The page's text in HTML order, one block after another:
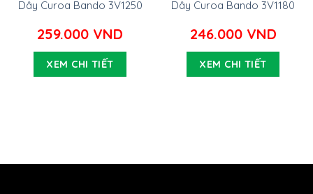
Dây Curoa Bando 3V1250
259.000 VND
XEM CHI TIẾT
Dây Curoa Bando 3V1180
246.000 VND
XEM CHI TIẾT